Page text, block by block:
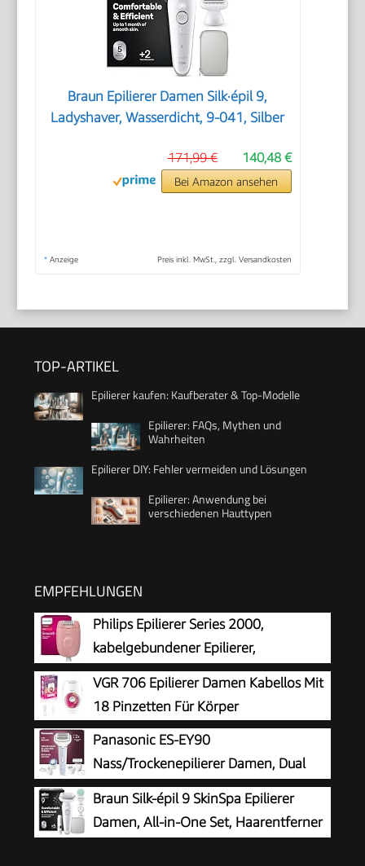
Braun Epilierer Damen Silk·épil 9,
Ladyshaver, Wasserdicht, 9-041, Silber
140,48 €
171,99 €
Bei Amazon ansehen
* Anzeige Preis inkl. MwSt., zzgl. Versandkosten
TOP-ARTIKEL
Epilierer kaufen: Kaufberater & Top-Modelle
Epilierer: FAQs, Mythen und
Wahrheiten
Epilierer DIY: Fehler vermeiden und Lösungen
Epilierer: Anwendung bei
verschiedenen Hauttypen
EMPFEHLUNGEN
Philips Epilierer Series 2000,
kabelgebundener Epilierer,
Haarentfernungsgerät, Modell
BRE229/00, Schwarz
VGR 706 Epilierer Damen Kabellos Mit
18 Pinzetten Für Körper
Panasonic ES-EY90
Nass/Trockenepilierer Damen, Dual
Disc mit 60 Pinzetten, 90°
schwenkbarer Kopf, 3 Geschwindigkeiten & LED-
Licht, 30 Min. Betrieb, kabellos, Haarentferner,
Braun Silk-épil 9 SkinSpa Epilierer
Damen, All-in-One Set, Haarentferner